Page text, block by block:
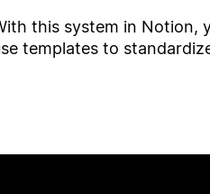
this system in Notion,
templates to